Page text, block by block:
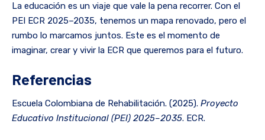
La educación es un viaje que vale la pena recorrer. Con el
PEI ECR 2025–2035, tenemos un mapa renovado, pero el
rumbo lo marcamos juntos. Este es el momento de
imaginar, crear y vivir la ECR que queremos para el futuro.
Referencias
Escuela Colombiana de Rehabilitación. (2025). Proyecto
Educativo Institucional (PEI) 2025–2035. ECR.